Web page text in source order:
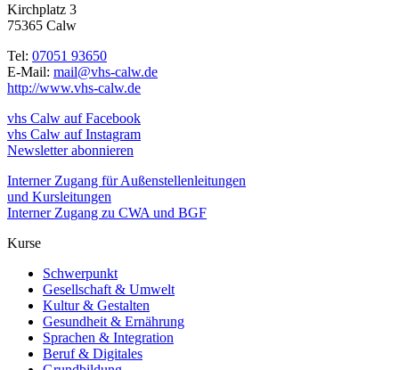
Kirchplatz 3
75365 Calw
Tel: 07051 93650
E-Mail: mail@vhs-calw.de
http://www.vhs-calw.de
vhs Calw auf Facebook
vhs Calw auf Instagram
Newsletter abonnieren
Interner Zugang für Außenstellenleitungen
und Kursleitungen
Interner Zugang zu CWA und BGF
Kurse
Schwerpunkt
Gesellschaft & Umwelt
Kultur & Gestalten
Gesundheit & Ernährung
Sprachen & Integration
Beruf & Digitales